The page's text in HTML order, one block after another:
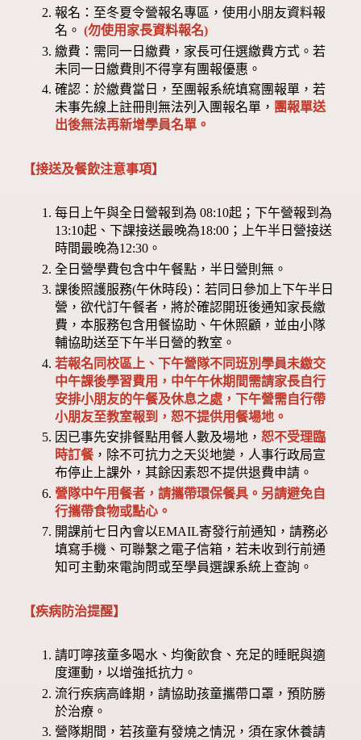
報名：至冬夏令營報名專區，使用小朋友資料報
名。 (勿使用家長資料報名)
繳費：需同一日繳費，家長可任選繳費方式。若
未同一日繳費則不得享有團報優惠。
確認：於繳費當日，至團報系統填寫團報單，若
未事先線上註冊則無法列入團報名單， 團報單送
出後無法再新增學員名單。
【接送及餐飲注意事項】
每日上午與全日營報到為 08:10起；下午營報到為
13:10起、下課接送最晚為18:00；上午半日營接送
時間最晚為12:30。
全日營學費包含中午餐點，半日營則無。
課後照護服務(午休時段)：若同日參加上下午半日
營，欲代訂午餐者，將於確認開班後通知家長繳
費，本服務包含用餐協助、午休照顧，並由小隊
輔協助送至下午半日營的教室。
若報名同校區上、下午營隊不同班別學員未繳交
中午課後學習費用，中午午休期間需請家長自行
安排小朋友的午餐及休息之處，下午營需自行帶
小朋友至教室報到，恕不提供用餐場地。
因已事先安排餐點用餐人數及場地，恕不受理臨
時訂餐，除不可抗力之天災地變，人事行政局宣
布停止上課外，其餘因素恕不提供退費申請。
營隊中午用餐者，請攜帶環保餐具。另請避免自
行攜帶食物或點心。
開課前七日內會以EMAIL寄發行前通知，請務必
填寫手機、可聯繫之電子信箱，若未收到行前通
知可主動來電詢問或至學員選課系統上查詢。
【疾病防治提醒】
請叮嚀孩童多喝水、均衡飲食、充足的睡眠與適
度運動，以增強抵抗力。
流行疾病高峰期，請協助孩童攜帶口罩，預防勝
於治療。
營隊期間，若孩童有發燒之情況，須在家休養請